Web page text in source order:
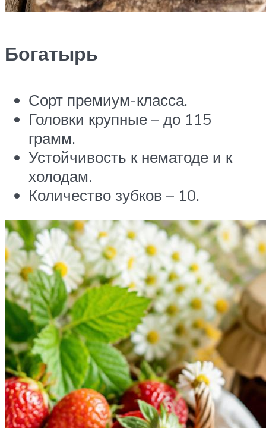
Богатырь
Сорт премиум-класса.
Головки крупные – до 115
грамм.
Устойчивость к нематоде и к
холодам.
Количество зубков – 10.